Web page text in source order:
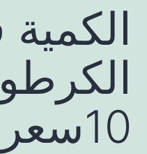
10سعر الحبة :